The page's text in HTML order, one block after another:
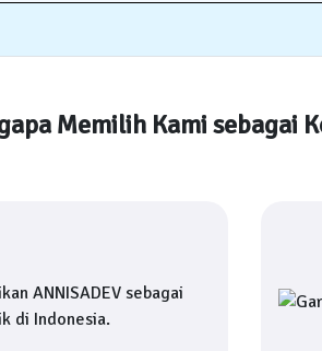
Memilih Kami sebagai
ANNISADEV sebagai
di Indonesia.